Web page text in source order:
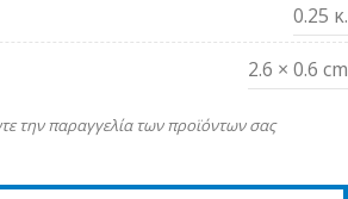
0.25 κ.
2.6 × 0.6 cm
την παραγγελία των προϊόντων σας